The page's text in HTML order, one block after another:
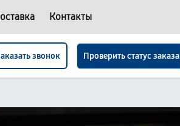
Контакты
звонок Проверить статус заказа